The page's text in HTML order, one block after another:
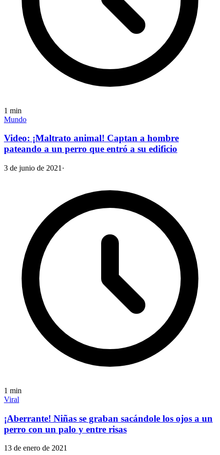
1 min
Mundo
Video: ¡Maltrato animal! Captan a hombre
pateando a un perro que entró a su edificio
3 de junio de 2021 ·
1 min
Viral
¡Aberrante! Niñas se graban sacándole los ojos a un
perro con un palo y entre risas
13 de enero de 2021